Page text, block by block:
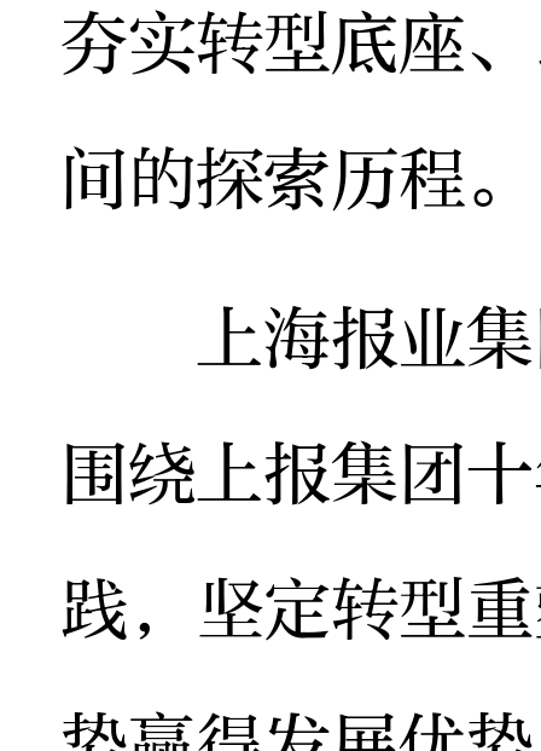
夯实转型底座
间的探索历程。
上海报业集
围绕上报集团
践，坚定转型